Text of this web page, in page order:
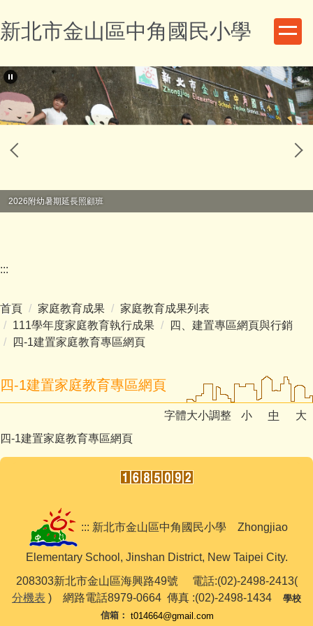
到
主
內
容
區
新北市金山區中角國民小學
2026附幼暑期延長照顧班
:::
首頁 家庭教育成果
家庭教育成果列表
111學年度家庭教育執行成果
四、建置專區網頁與行銷
四-1建置家庭教育專區網頁
四-1建置家庭教育專區網頁
字體大小調整 小 中
大
四-1建置家庭教育專區網頁
::: 新北市金山區中角國民小學 Zhongjiao
Elementary School, Jinshan District, New Taipei City.
208303新北市金山區海興路49號 電話:(02)-2498-2413(
分機表 ) 網路電話8979-0664 傳真 :(02)-2498-1434 學校
信箱： t014664@gmail.com